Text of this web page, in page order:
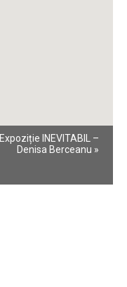
Expoziție INEVITABIL –
Denisa Berceanu »